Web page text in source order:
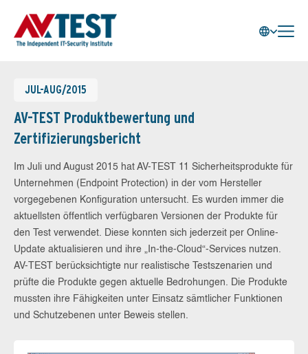
JUL-AUG/2015
AV-TEST Produktbewertung und
Zertifizierungsbericht
Im Juli und August 2015 hat AV-TEST 11 Sicherheitsprodukte für
Unternehmen (Endpoint Protection) in der vom Hersteller
vorgegebenen Konfiguration untersucht. Es wurden immer die
aktuellsten öffentlich verfügbaren Versionen der Produkte für
den Test verwendet. Diese konnten sich jederzeit per Online-
Update aktualisieren und ihre „In-the-Cloud“-Services nutzen.
AV-TEST berücksichtigte nur realistische Testszenarien und
prüfte die Produkte gegen aktuelle Bedrohungen. Die Produkte
mussten ihre Fähigkeiten unter Einsatz sämtlicher Funktionen
und Schutzebenen unter Beweis stellen.